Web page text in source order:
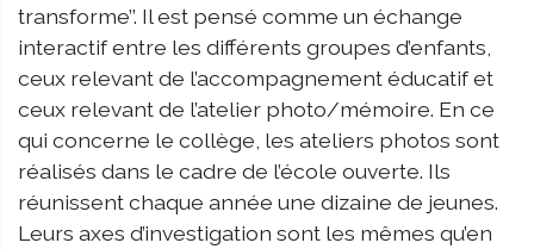
transforme’’. Il est pensé comme un échange
interactif entre les différents groupes d’enfants,
ceux relevant de l’accompagnement éducatif et
ceux relevant de l’atelier photo/mémoire. En ce
qui concerne le collège, les ateliers photos sont
réalisés dans le cadre de l’école ouverte. Ils
réunissent chaque année une dizaine de jeunes.
Leurs axes d’investigation sont les mêmes qu’en